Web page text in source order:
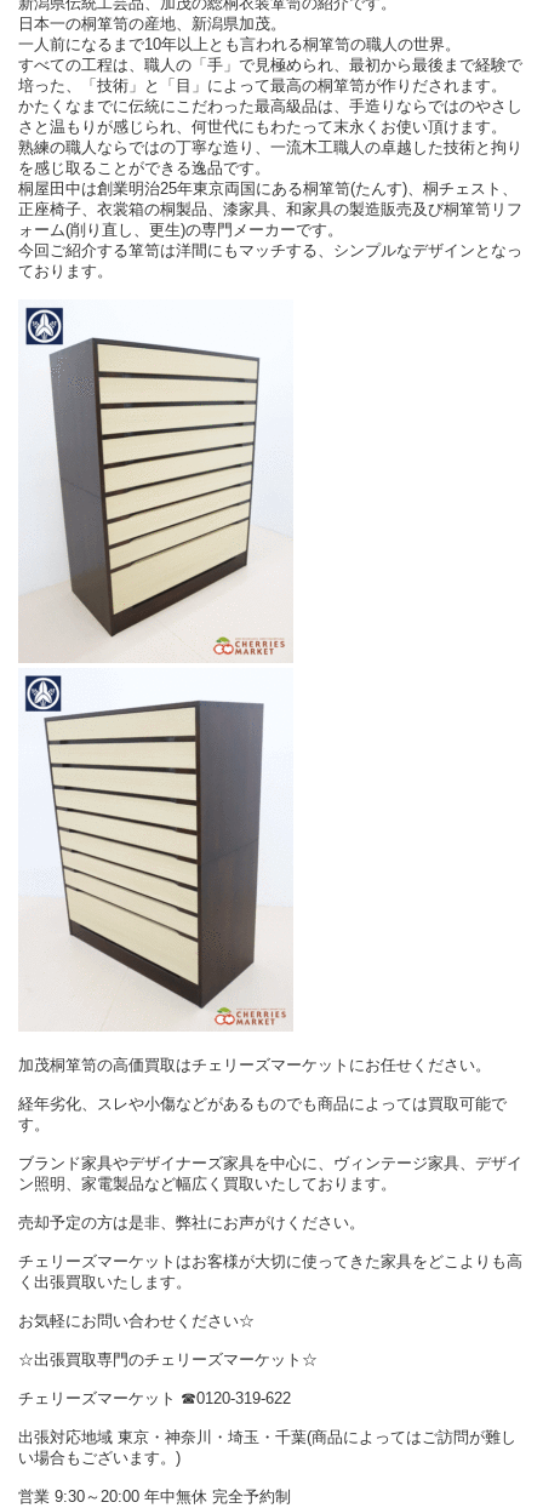
日本一の桐箪笥の産地、新潟県加茂。
一人前になるまで10年以上とも言われる桐箪笥の職人の世界。
すべての工程は、職人の「手」で見極められ、最初から最後まで経験で
培った、「技術」と「目」によって最高の桐箪笥が作りだされます。
かたくなまでに伝統にこだわった最高級品は、手造りならではのやさし
さと温もりが感じられ、何世代にもわたって末永くお使い頂けます。
熟練の職人ならではの丁寧な造り、一流木工職人の卓越した技術と拘り
を感じ取ることができる逸品です。
桐屋田中は創業明治25年東京両国にある桐箪笥(たんす)、桐チェスト、
正座椅子、衣裳箱の桐製品、漆家具、和家具の製造販売及び桐箪笥リフ
ォーム(削り直し、更生)の専門メーカーです。
今回ご紹介する箪笥は洋間にもマッチする、シンプルなデザインとなっ
ております。
加茂桐箪笥の高価買取はチェリーズマーケットにお任せください。
経年劣化、スレや小傷などがあるものでも商品によっては買取可能で
す。
ブランド家具やデザイナーズ家具を中心に、ヴィンテージ家具、デザイ
ン照明、家電製品など幅広く買取いたしております。
売却予定の方は是非、弊社にお声がけください。
チェリーズマーケットはお客様が大切に使ってきた家具をどこよりも高
く出張買取いたします。
お気軽にお問い合わせください☆
☆出張買取専門のチェリーズマーケット☆
チェリーズマーケット ☎︎0120-319-622
出張対応地域 東京・神奈川・埼玉・千葉(商品によってはご訪問が難し
い場合もございます。)
営業 9:30～20:00 年中無休 完全予約制